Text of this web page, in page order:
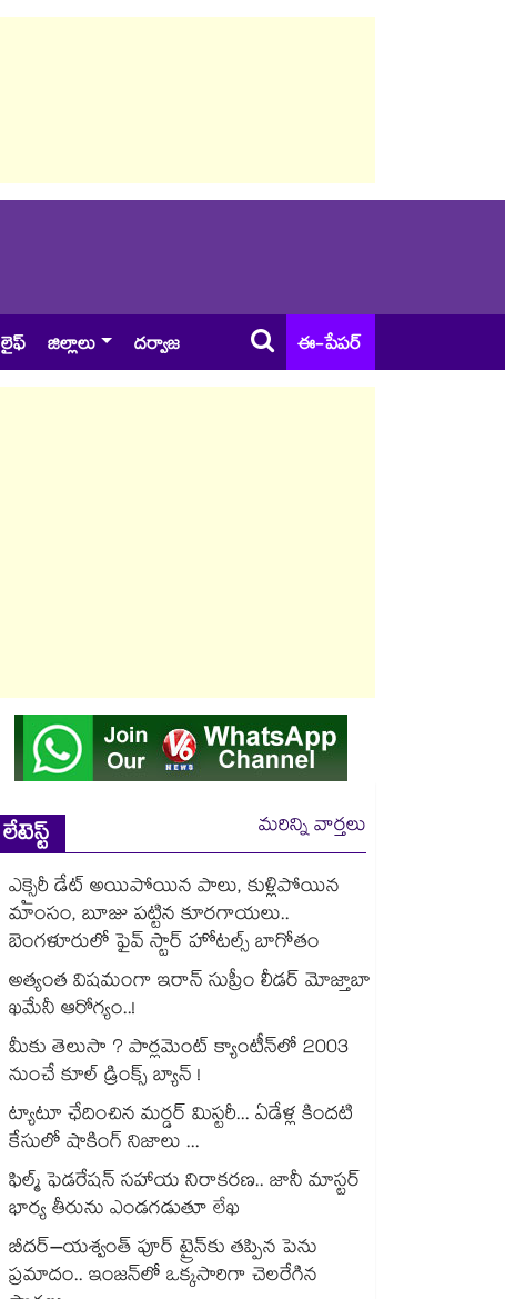
లైఫ్ జిల్లాలు దర్వాజ ఈ-పేపర్
లేటెస్ట్
మరిన్ని వార్తలు
ఎక్సైరీ డేట్ అయిపోయిన పాలు, కుళ్లిపోయిన
మాంసం, బూజు పట్టిన కూరగాయలు..
బెంగళూరులో ఫైవ్ స్టార్ హోటల్స్ బాగోతం
అత్యంత విషమంగా ఇరాన్ సుప్రీం లీడర్ మోజ్తాబా
ఖమేనీ ఆరోగ్యం..!
మీకు తెలుసా ? పార్లమెంట్ క్యాంటీన్⁪లో 2003
నుంచే కూల్ డ్రింక్స్ బ్యాన్ !
ట్యాటూ ఛేదించిన మర్డర్ మిస్టరీ... ఏడేళ్ల కిందటి
కేసులో షాకింగ్ నిజాలు ...
ఫిల్మ్ ఫెడరేషన్ సహాయ నిరాకరణ.. జానీ మాస్టర్
భార్య తీరును ఎండగడుతూ లేఖ
బీదర్–యశ్వంత్ పూర్ ట్రైన్‎కు తప్పిన పెను
ప్రమాదం.. ఇంజన్‎లో ఒక్కసారిగా చెలరేగిన